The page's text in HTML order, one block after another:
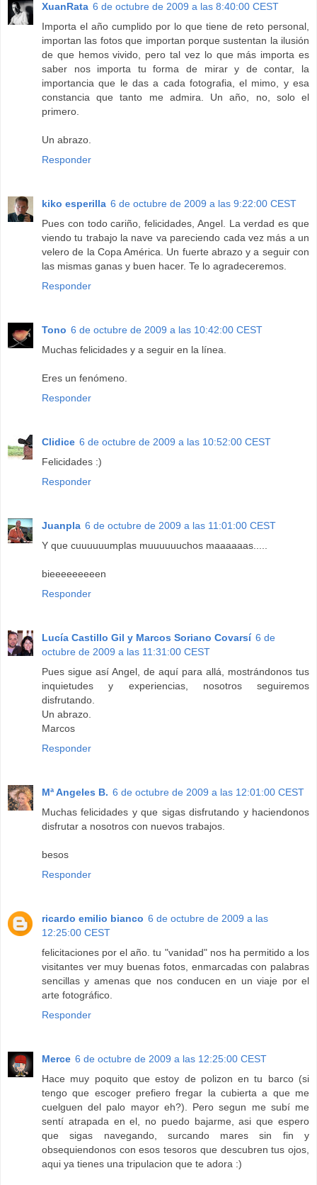
XuanRata 6 de octubre de 2009 a las 8:40:00 CEST
Importa el año cumplido por lo que tiene de reto personal,
importan las fotos que importan porque sustentan la ilusión
de que hemos vivido, pero tal vez lo que más importa es
saber nos importa tu forma de mirar y de contar, la
importancia que le das a cada fotografia, el mimo, y esa
constancia que tanto me admira. Un año, no, solo el
primero.
Un abrazo.
Responder
kiko esperilla 6 de octubre de 2009 a las 9:22:00 CEST
Pues con todo cariño, felicidades, Angel. La verdad es que
viendo tu trabajo la nave va pareciendo cada vez más a un
velero de la Copa América. Un fuerte abrazo y a seguir con
las mismas ganas y buen hacer. Te lo agradeceremos.
Responder
Tono 6 de octubre de 2009 a las 10:42:00 CEST
Muchas felicidades y a seguir en la línea.
Eres un fenómeno.
Responder
Clidice 6 de octubre de 2009 a las 10:52:00 CEST
Felicidades :)
Responder
Juanpla 6 de octubre de 2009 a las 11:01:00 CEST
Y que cuuuuuumplas muuuuuuchos maaaaaas.....
bieeeeeeeeen
Responder
Lucía Castillo Gil y Marcos Soriano Covarsí 6 de
octubre de 2009 a las 11:31:00 CEST
Pues sigue así Angel, de aquí para allá, mostrándonos tus
inquietudes y experiencias, nosotros seguiremos
disfrutando.
Un abrazo.
Marcos
Responder
Mª Angeles B. 6 de octubre de 2009 a las 12:01:00 CEST
Muchas felicidades y que sigas disfrutando y haciendonos
disfrutar a nosotros con nuevos trabajos.
besos
Responder
ricardo emilio bianco 6 de octubre de 2009 a las
12:25:00 CEST
felicitaciones por el año. tu "vanidad" nos ha permitido a los
visitantes ver muy buenas fotos, enmarcadas con palabras
sencillas y amenas que nos conducen en un viaje por el
arte fotográfico.
Responder
Merce 6 de octubre de 2009 a las 12:25:00 CEST
Hace muy poquito que estoy de polizon en tu barco (si
tengo que escoger prefiero fregar la cubierta a que me
cuelguen del palo mayor eh?). Pero segun me subí me
sentí atrapada en el, no puedo bajarme, asi que espero
que sigas navegando, surcando mares sin fin y
obsequiendonos con esos tesoros que descubren tus ojos,
aqui ya tienes una tripulacion que te adora :)